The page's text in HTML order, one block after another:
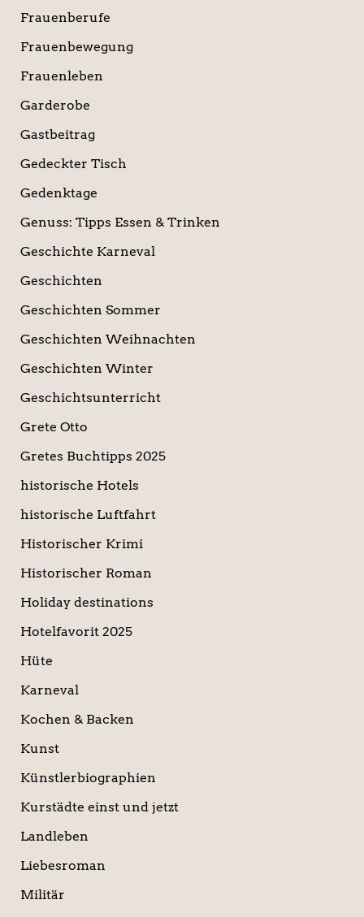
Frauenberufe
Frauenbewegung
Frauenleben
Garderobe
Gastbeitrag
Gedeckter Tisch
Gedenktage
Genuss: Tipps Essen & Trinken
Geschichte Karneval
Geschichten
Geschichten Sommer
Geschichten Weihnachten
Geschichten Winter
Geschichtsunterricht
Grete Otto
Gretes Buchtipps 2025
historische Hotels
historische Luftfahrt
Historischer Krimi
Historischer Roman
Holiday destinations
Hotelfavorit 2025
Hüte
Karneval
Kochen & Backen
Kunst
Künstlerbiographien
Kurstädte einst und jetzt
Landleben
Liebesroman
Militär